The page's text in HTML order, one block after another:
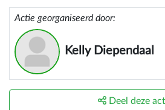
Actie georganiseerd door:
Kelly Diependaal
Deel deze